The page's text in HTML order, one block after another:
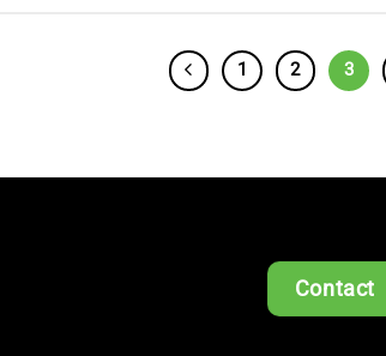
1 2 3
Contact